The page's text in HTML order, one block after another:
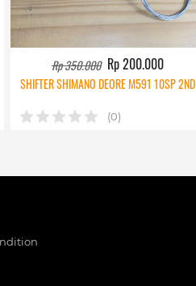
Rp 350.000 Rp 200.000
SHIFTER SHIMANO DEORE M591 10SP 2ND
(0)